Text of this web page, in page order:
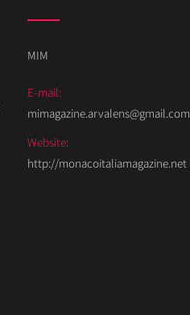
MIM
E-mail:
mimagazine.arvalens@gmail.com
Website:
http://monacoitaliamagazine.net